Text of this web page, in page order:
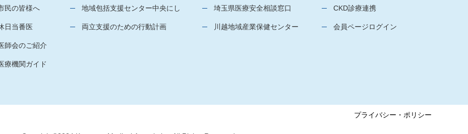
民の皆様へ
日当番医
師会のご紹介
療機関ガイド
地域包括支援センター中央にし
両立支援のための行動計画
埼玉県医療安全相談窓口
川越地域産業保健センター
CKD診療連携
会員ページログイン
プライバシー・ポリシー